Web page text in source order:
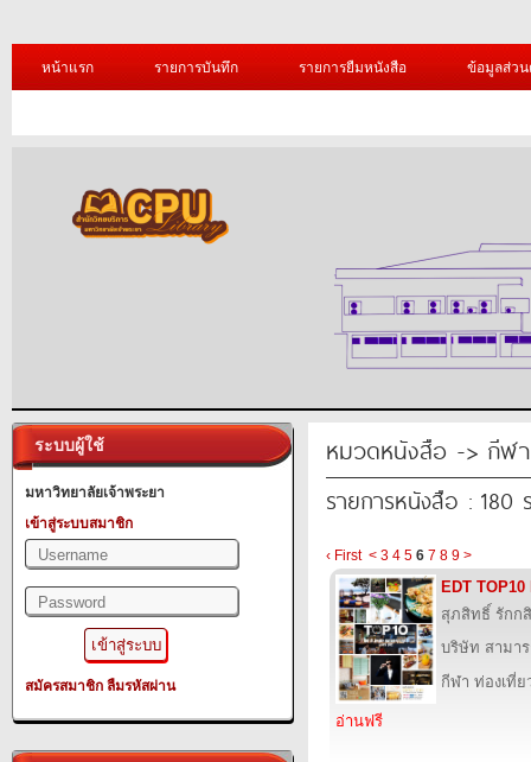
หน้าแรก รายการบันทึก รายการยืมหนังสือ ข้อมูลส่ว
ระบบผู้ใช้
มหาวิทยาลัยเจ้าพระยา
เข้าสู่ระบบสมาชิก
สมัครสมาชิก ลืมรหัสผ่าน
หมวดหนังสือ -> กีฬา
รายการหนังสือ : 180
‹ First < 3 4 5 6 7 8 9 >
EDT
สุภสิทธิ์ รักก
บริษัท สามา
กีฬา ท่องเที่
อ่านฟรี